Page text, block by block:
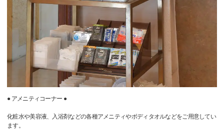
● アメニティコーナー ●
化粧水や美容液、入浴剤などの各種アメニティやボディタオルなどをご用意してい
ます。